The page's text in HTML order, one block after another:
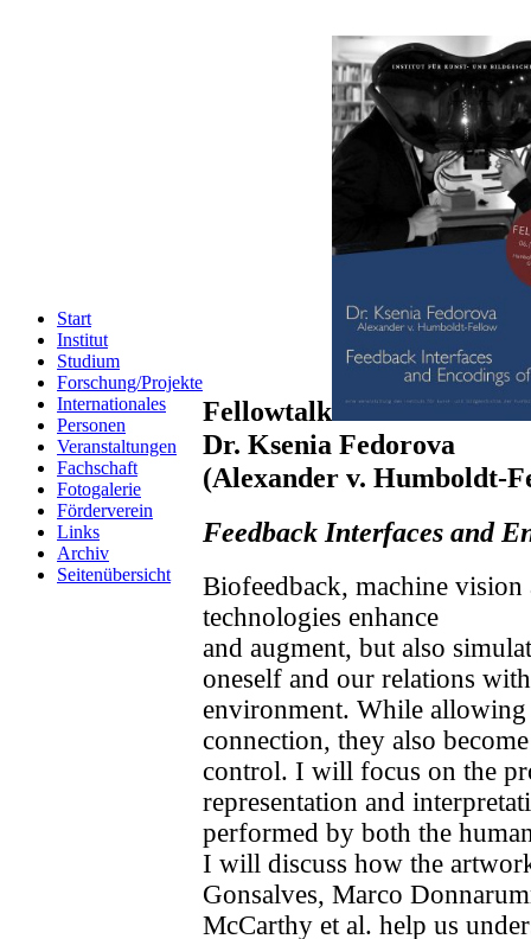
Start
Institut
Studium
Forschung/Projekte
Internationales
Personen
Veranstaltungen
Fachschaft
Fotogalerie
Förderverein
Links
Archiv
Seitenübersicht
Fellowtalk
Dr. Ksenia Fedorova
(Alexander v. Humboldt-
Feedback Interfaces and
Biofeedback, machine vision
technologies enhance
and augment, but also
oneself and our relations
environment. While allowing
connection, they also
control. I will focus on the
representation and
performed by both the
I will discuss how the
Gonsalves, Marco
McCarthy et al. help us